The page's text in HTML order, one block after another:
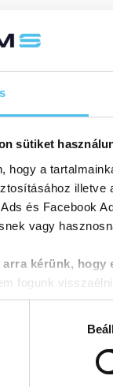
sütiket
hogy a
illetve
és Facebook
vagy
arra kérünk, hogy
fogunk